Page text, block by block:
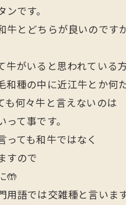
です。
牛とどちらが良いのです
牛がいると思われている
和種の中に近江牛とか何
も何々牛と言えないのは
て事です。
っても和牛ではなく
すので
🤲
語では交雑種と言います